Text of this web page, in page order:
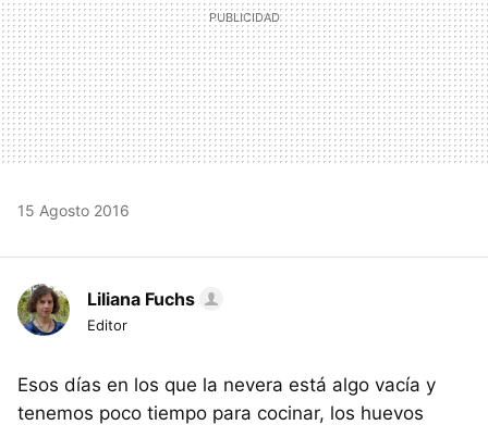
15 Agosto 2016
Liliana Fuchs
Editor
Esos días en los que la nevera está algo vacía y
tenemos poco tiempo para cocinar, los huevos